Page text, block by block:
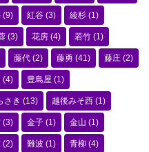
(9) 紅谷 (3) 綾杉 (1)
(3) 花房 (4) 若竹 (1)
藤代 (2) 藤勇 (41) 藤庄 (2)
(4) 豊島屋 (1)
さき (13) 越後みそ西 (1)
(3) 金子 (1) 金山 (1)
(2) 難波 (1) 青柳 (4)